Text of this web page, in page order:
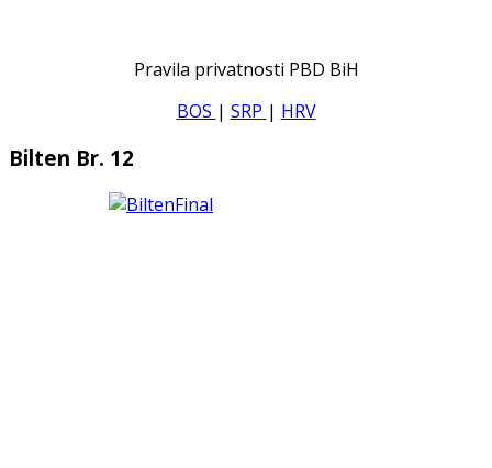
Pravila privatnosti PBD BiH
BOS | SRP | HRV
Bilten Br. 12